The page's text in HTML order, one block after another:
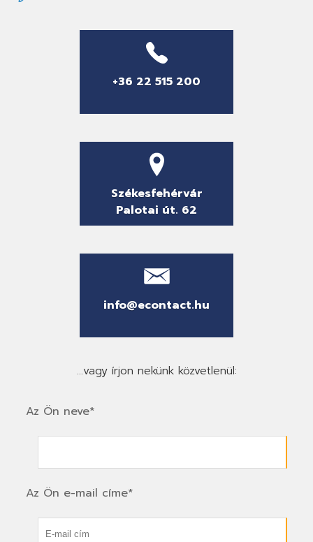
+36 22 515 200
Székesfehérvár
Palotai út. 62
info@econtact.hu
...vagy írjon nekünk közvetlenül:
Az Ön neve*
Az Ön e-mail címe*